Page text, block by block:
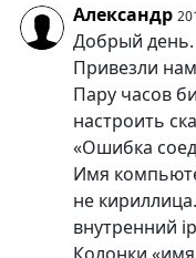
Александр
Добрый день.
Привезли
Пару часов
настроить
«Ошибка
Имя
не
внутренний